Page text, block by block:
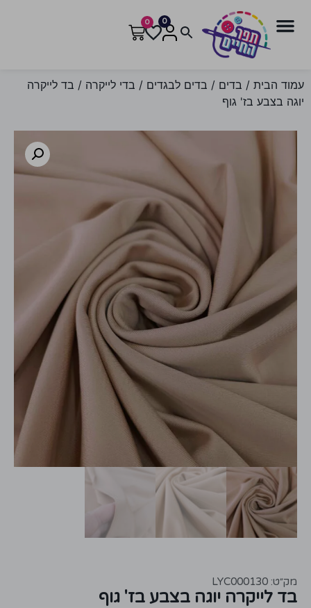
0
0
עמוד הבית / בדים / בדים לבגדים / בדי לייקרה / בד לייקרה
יוגה בצבע בז' גוף
מק״ט: LYC000130
בד לייקרה יוגה בצבע בז' גוף